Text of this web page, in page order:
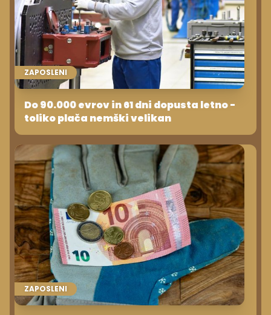
ZAPOSLENI
Do 90.000 evrov in 61 dni dopusta letno -
toliko plača nemški velikan
ZAPOSLENI